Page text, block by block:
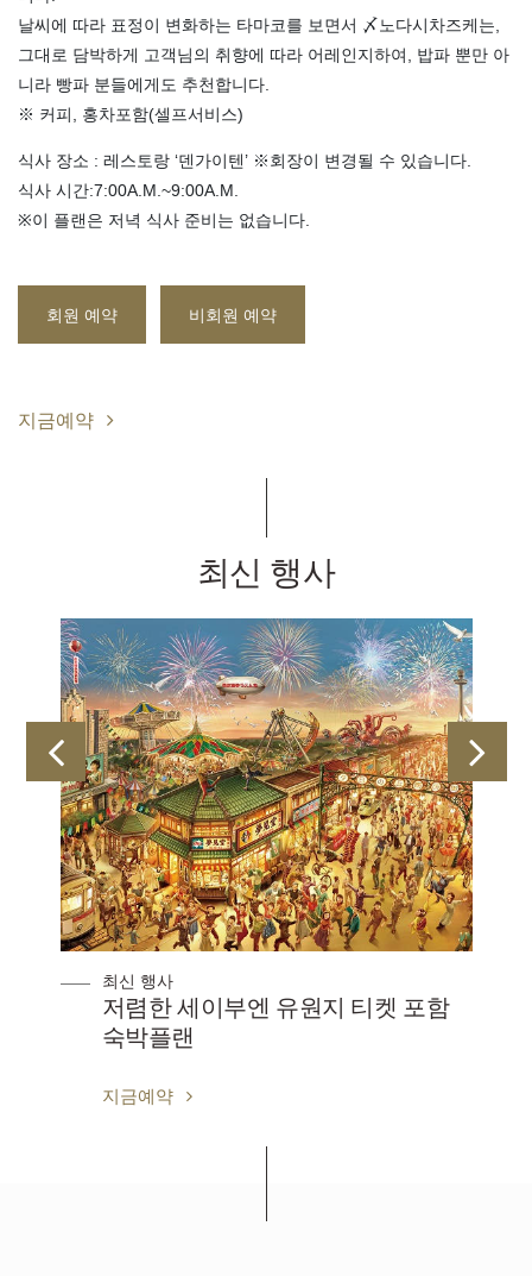
날씨에 따라 표정이 변화하는 타마코를 보면서 〆노다시차즈케는,
그대로 담박하게 고객님의 취향에 따라 어레인지하여, 밥파 뿐만 아
니라 빵파 분들에게도 추천합니다.
※ 커피, 홍차포함(셀프서비스)
식사 장소 : 레스토랑 ‘덴가이텐’ ※회장이 변경될 수 있습니다.
식사 시간:7:00A.M.~9:00A.M.
※이 플랜은 저녁 식사 준비는 없습니다.
회원 예약 비회원 예약
지금예약
최신 행사
최신 행사
저렴한 세이부엔 유원지 티켓 포함
숙박플랜
지금예약